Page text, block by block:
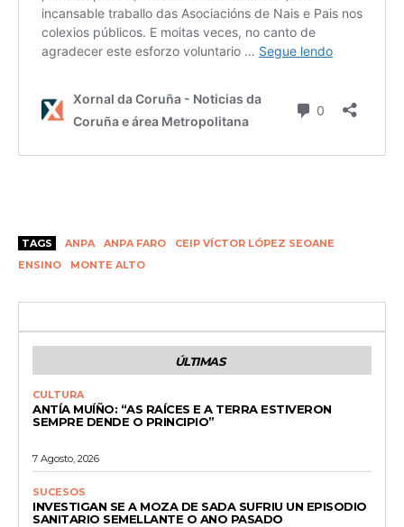
TAGS ANPA ANPA FARO
CEIP VÍCTOR LÓPEZ SEOANE
ENSINO
MONTE ALTO
ÚLTIMAS
CULTURA
ANTÍA MUÍÑO: “AS RAÍCES E A TERRA ESTIVERON
SEMPRE DENDE O PRINCIPIO”
7 Agosto, 2026
SUCESOS
INVESTIGAN SE A MOZA DE SADA SUFRIU UN EPISODIO
SANITARIO SEMELLANTE O ANO PASADO